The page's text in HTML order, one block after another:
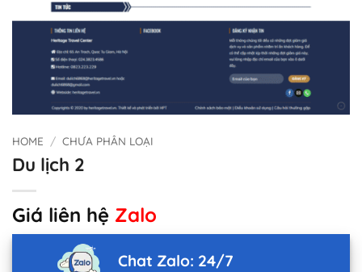
HOME / CHƯA PHÂN LOẠI
Du lịch 2
Giá liên hệ Zalo
Chat Zalo: 24/7